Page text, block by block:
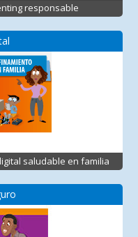
responsable
saludable en familia